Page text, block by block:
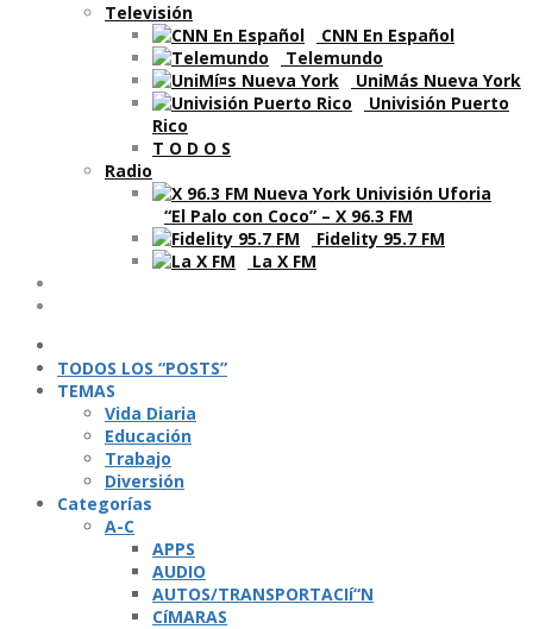
Televisión
CNN En Español
Telemundo
UniMás Nueva York
Univisión Puerto
Rico
T O D O S
Radio
“El Palo con Coco” – X 96.3 FM
Fidelity 95.7 FM
La X FM
TODOS LOS “POSTS”
TEMAS
Vida Diaria
Educación
Trabajo
Diversión
Categorí­as
A-C
APPS
AUDIO
AUTOS/TRANSPORTACIí“N
CíMARAS